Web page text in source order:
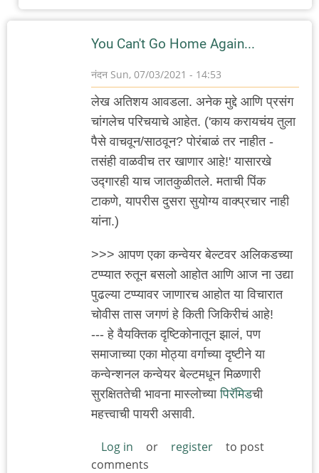
अनुभूती
चिंतातुर
जंतू
You Can't Go Home Again...
नंदन Sun, 07/03/2021 - 14:53
लेख अतिशय आवडला. अनेक मुद्दे आणि प्रसंग
चांगलेच परिचयाचे आहेत. ('काय करायचंय तुला
पैसे वाचवून/साठवून? पोरंबाळं तर नाहीत -
तसंही वाळवीच तर खाणार आहे!' यासारखे
उद्गारही याच जातकुळीतले. मताची पिंक
टाकणे, यापरीस दुसरा सुयोग्य वाक्प्रचार नाही
यांना.)
>>> आपण एका कन्वेयर बेल्टवर अलिकडच्या
टप्प्यात रुतून बसलो आहोत आणि आज ना उद्या
पुढल्या टप्प्यावर जाणारच आहोत या विचारात
चोवीस तास जगणं हे किती जिकिरीचं आहे!
--- हे वैयक्तिक दृष्टिकोनातून झालं, पण
समाजाच्या एका मोठ्या वर्गाच्या दृष्टीने या
कन्वेन्शनल कन्वेयर बेल्टमधून मिळणारी
सुरक्षिततेची भावना मास्लोच्यापिरॅमिडची
महत्त्वाची पायरी असावी.
Log in or register
to post
comments